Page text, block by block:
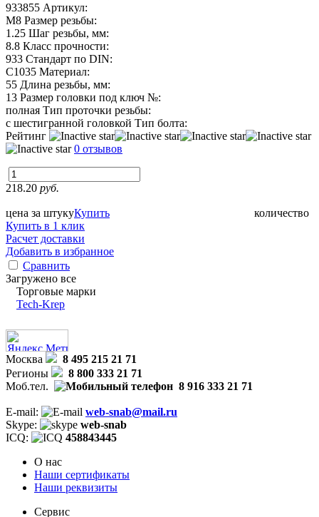
933855 Артикул:
М8 Размер резьбы:
1.25 Шаг резьбы, мм:
8.8 Класс прочности:
933 Стандарт по DIN:
C1035 Материал:
55 Длина резьбы, мм:
13 Размер головки под ключ №:
полная Тип проточки резьбы:
с шестигранной головкой Тип болта:
Рейтинг
0 отзывов
218.20 руб.
цена за штуку количество
Купить
Купить в 1 клик
Расчет доставки
Добавить в избранное
Сравнить
Загружено все
Торговые марки
Tech-Krep
Москва
8 495 215 21 71
Регионы
8 800 333 21 71
Моб.тел.
8 916 333 21 71
E-mail:
web-snab@mail.ru
Skype:
web-snab
ICQ:
458843445
О нас
Наши сертификаты
Наши реквизиты
Сервис